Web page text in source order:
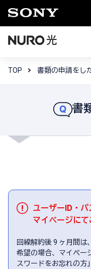
TOP 書類の申請をし
書
ユーザーID・パ
マイページにて
回線解約後 9 ヶ月間は
希望の場合、マイぺ
スワードをお忘れの方